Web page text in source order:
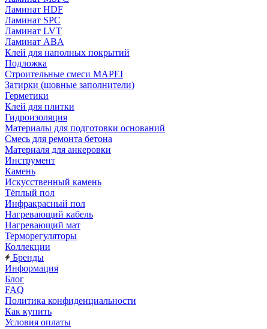
Ламинат HDF
Ламинат SPC
Ламинат LVT
Ламинат ABA
Клей для наполных покрытий
Подложка
Строительные смеси MAPEI
Затирки (шовные заполнители)
Герметики
Клей для плитки
Гидроизоляция
Материалы для подготовки оснований
Смесь для ремонта бетона
Материаля для анкеровки
Инструмент
Камень
Искусственный камень
Тёплый пол
Инфракрасный пол
Нагревающий кабель
Нагревающий мат
Терморегуляторы
Коллекции
Бренды
Информация
Блог
FAQ
Политика конфиденциальности
Как купить
Условия оплаты